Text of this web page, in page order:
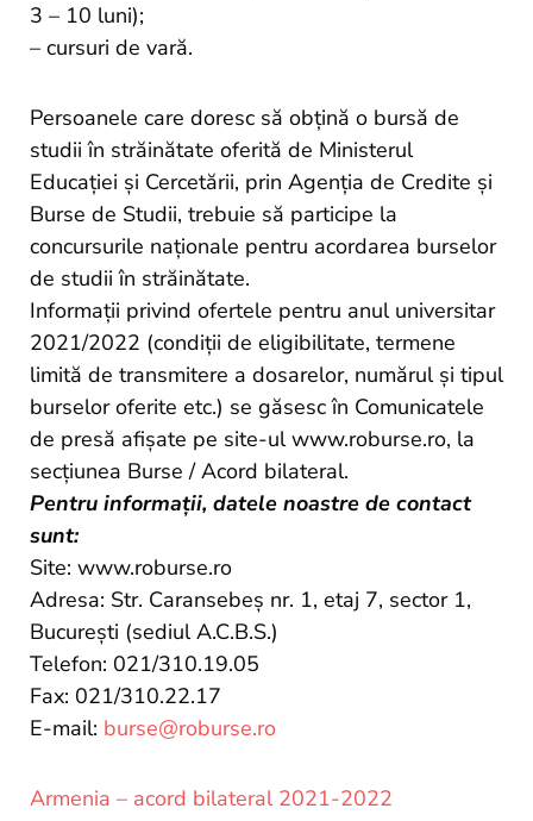
3 – 10 luni);
– cursuri de vară.
Persoanele care doresc să obţină o bursă de
studii în străinătate oferită de Ministerul
Educaţiei și Cercetării, prin Agenția de Credite și
Burse de Studii, trebuie să participe la
concursurile naţionale pentru acordarea burselor
de studii în străinătate.
Informații privind ofertele pentru anul universitar
2021/2022 (condiții de eligibilitate, termene
limită de transmitere a dosarelor, numărul și tipul
burselor oferite etc.) se găsesc în Comunicatele
de presă afișate pe site-ul www.roburse.ro, la
secțiunea Burse / Acord bilateral.
Pentru informaţii, datele noastre de contact
sunt:
Site: www.roburse.ro
Adresa: Str. Caransebeş nr. 1, etaj 7, sector 1,
Bucureşti (sediul A.C.B.S.)
Telefon: 021/310.19.05
Fax: 021/310.22.17
E-mail: burse@roburse.ro
Armenia – acord bilateral 2021-2022